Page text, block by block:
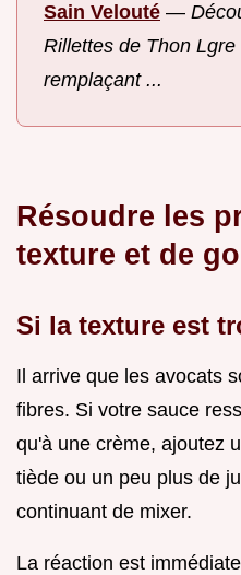
Sain Velouté —
Rillettes de Thon
remplaçant ...
Résoudre les
texture et de
Si la texture est
Il arrive que les avocats
fibres. Si votre sauce
qu'à une crème, ajoutez
tiède ou un peu plus de
continuant de mixer.
La réaction est